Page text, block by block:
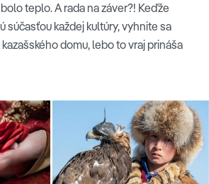
teplo. A rada na záver?! Keďže
súčasťou každej kultúry, vyhnite sa
domu, lebo to vraj prináša